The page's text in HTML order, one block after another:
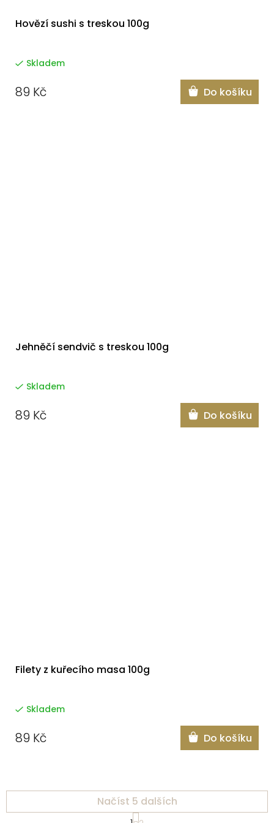
Hovězí sushi s treskou 100g
Skladem
89 Kč Do košíku
Jehněčí sendvič s treskou 100g
Skladem
89 Kč Do košíku
Filety z kuřecího masa 100g
Skladem
89 Kč Do košíku
Načíst 5 dalších
S